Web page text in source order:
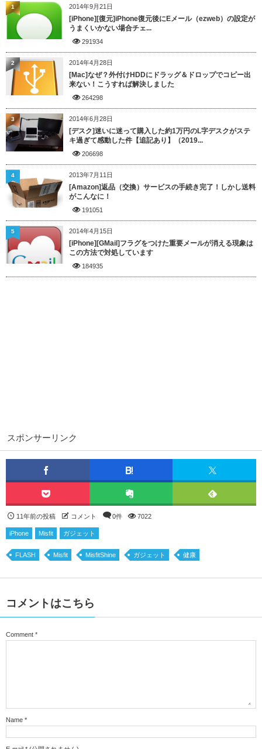
2014年9月21日
[iPhone][復元]iPhone復元後にEメール（ezweb）の設定が
うまくいかない場合チェ...
291934
1
2014年4月28日
[Mac]なぜ？外付けHDDにドラッグ＆ドロップでコピー出
来ない！こうすれば解決しました
264298
2
2014年6月28日
[デスク]迷いに迷って購入した約1万円のL字デスクがステ
キ過ぎて感動した件【追記あり】（2019...
206698
3
2013年7月11日
[Amazon]返品（交換）サービスの手続き完了！しかし送料
がこんなに！
191051
4
2014年4月15日
[iPhone][GMail]フラグをつけた重要メールが消える現象は
この方法で対処しています
184935
5
スポンサーリンク
11年前の投稿 コメント 0件 7022
iPhone Misfit ガジェット
FLASH Misfit MisfitShine ガジェット 健康
コメントはこちら
Comment *
Name *